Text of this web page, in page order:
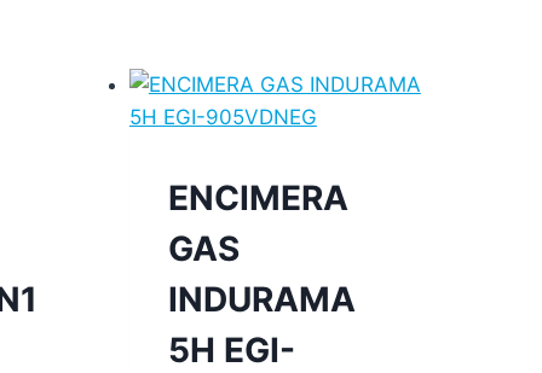
ENCIMERA
GAS
INDURAMA
5H EGI-